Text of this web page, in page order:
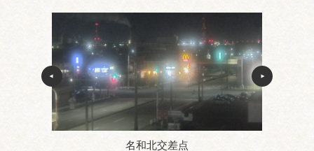
名和北交差点